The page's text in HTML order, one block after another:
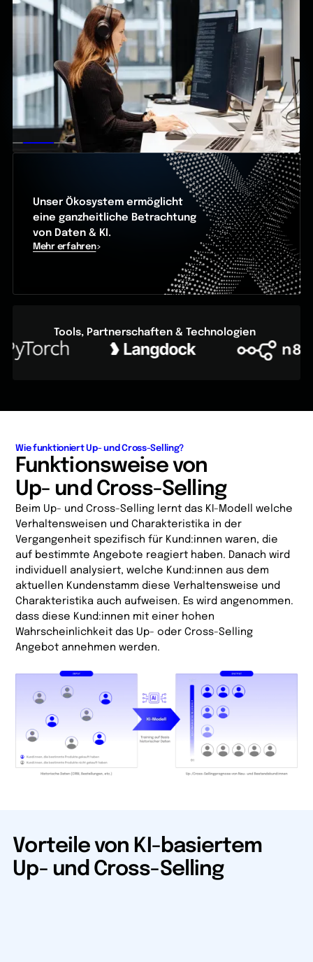
Unser Ökosystem ermöglicht
eine ganzheitliche Betrachtung
von Daten & KI.
Mehr erfahren
Tools, Partnerschaften & Technologien
Wie funktioniert Up- und Cross-Selling?
Funktionsweise von
Up- und Cross-Selling
Beim Up- und Cross-Selling lernt das KI-Modell welche
Verhaltensweisen und Charakteristika in der
Vergangenheit spezifisch für Kund:innen waren, die
auf bestimmte Angebote reagiert haben. Danach wird
individuell analysiert, welche Kund:innen aus dem
aktuellen Kundenstamm diese Verhaltensweise und
Charakteristika auch aufweisen. Es wird angenommen.
dass diese Kund:innen mit einer hohen
Wahrscheinlichkeit das Up- oder Cross-Selling
Angebot annehmen werden.
Vorteile von KI-basiertem
Up- und Cross-Selling